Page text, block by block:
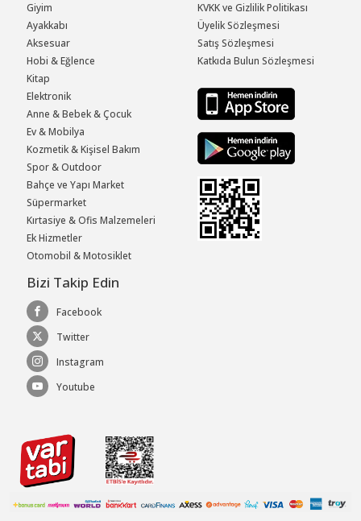
Giyim
Ayakkabı
Aksesuar
Hobi & Eğlence
Kitap
Elektronik
Anne & Bebek & Çocuk
Ev & Mobilya
Kozmetik & Kişisel Bakım
Spor & Outdoor
Bahçe ve Yapı Market
Süpermarket
Kırtasiye & Ofis Malzemeleri
Ek Hizmetler
Otomobil & Motosiklet
KVKK ve Gizlilik Politikası
Üyelik Sözleşmesi
Satış Sözleşmesi
Katkıda Bulun Sözleşmesi
Bizi Takip Edin
Facebook
Twitter
Instagram
Youtube